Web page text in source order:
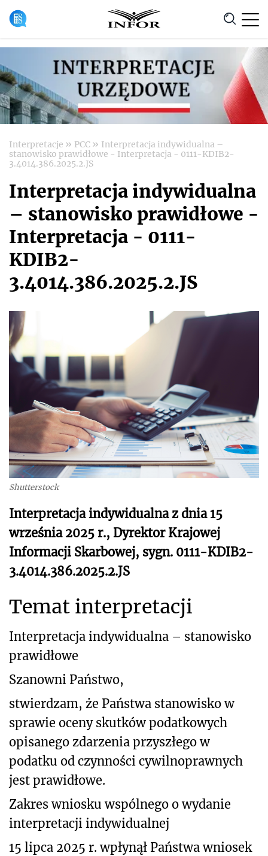
Anuluj
Interpretacje » PCC » Interpretacja indywidualna –
stanowisko prawidłowe - Interpretacja - 0111-KDIB2-
3.4014.386.2025.2.JS
Interpretacja indywidualna
– stanowisko prawidłowe -
Interpretacja - 0111-
KDIB2-
3.4014.386.2025.2.JS
Shutterstock
Interpretacja indywidualna z dnia 15
września 2025 r., Dyrektor Krajowej
Informacji Skarbowej, sygn. 0111-KDIB2-
3.4014.386.2025.2.JS
Temat interpretacji
Interpretacja indywidualna – stanowisko
prawidłowe
Szanowni Państwo,
stwierdzam, że Państwa stanowisko w
sprawie oceny skutków podatkowych
opisanego zdarzenia przyszłego w
podatku od czynności cywilnoprawnych
jest prawidłowe.
Zakres wniosku wspólnego o wydanie
interpretacji indywidualnej
15 lipca 2025 r. wpłynął Państwa wniosek